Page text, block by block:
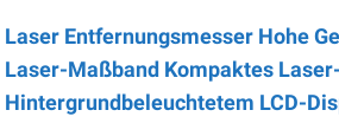
Laser Entfernungsmesser Hohe
Laser-Maßband Kompaktes
Hintergrundbeleuchtetem LCD-